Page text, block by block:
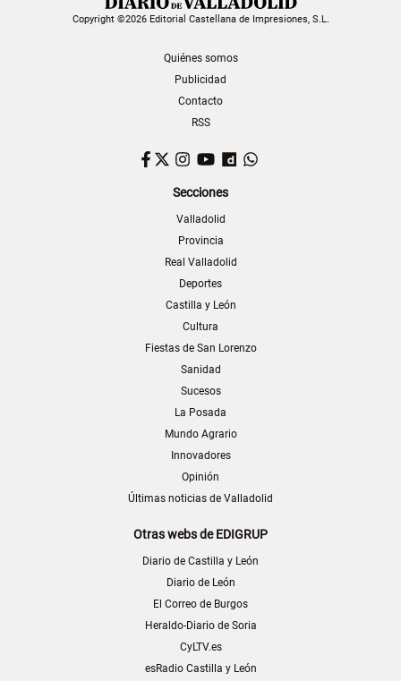
Copyright ©2026 Editorial Castellana de Impresiones, S.L.
Quiénes somos
Publicidad
Contacto
RSS
Facebook
TwitterInstagram
YouTubeDailymotion
Secciones
Valladolid
Provincia
Real Valladolid
Deportes
Castilla y León
Cultura
Fiestas de San Lorenzo
Sanidad
Sucesos
La Posada
Mundo Agrario
Innovadores
Opinión
Últimas noticias de Valladolid
Otras webs de EDIGRUP
Diario de Castilla y León
Diario de León
El Correo de Burgos
Heraldo-Diario de Soria
CyLTV.es
esRadio Castilla y León